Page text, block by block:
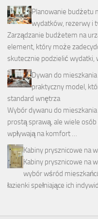
Planowanie budżetu
wydatków, rezerwy i
Zarządzanie budżetem na
element, który może
skutecznie podzielić wydatki,
Dywan do
praktyczny model,
standard wnętrza
Wybór dywanu do
prostą sprawą, ale wiele osób
wpływają na komfort …
Kabiny prysznicowe na
Kabiny prysznicowe na
wybór wśród
łazienki spełniające ich